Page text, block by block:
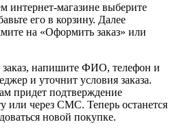
интернет-магазине выберите
его в корзину. Далее
на «Оформить заказ» или
заказ, напишите ФИО, телефон и
и уточнит условия заказа.
придет подтверждение
или через СМС. Теперь останется
новой покупке.